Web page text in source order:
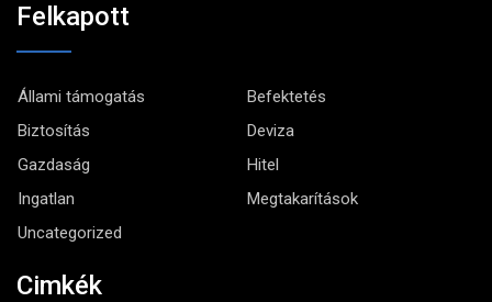
Felkapott
Állami támogatás
Befektetés
Biztosítás
Deviza
Gazdaság
Hitel
Ingatlan
Megtakarítások
Uncategorized
Cimkék